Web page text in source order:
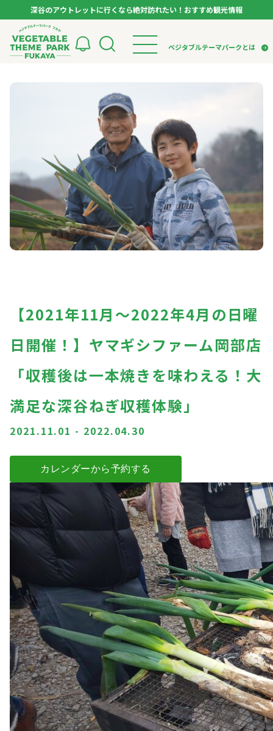
深谷のアウトレットに行くなら絶対訪れたい！おすすめ観光情報
ベジタブルテーマパークとは
モデルコース
イベント
体験
特集記事
パートナー企業について
市長インタビュー
生産者インタビュー
アンバサダー
お役立ち情報
レシピ集
【2021年11月～2022年4月の日曜
日開催！】ヤマギシファーム岡部店
「収穫後は一本焼きを味わえる！大
満足な深谷ねぎ収穫体験」
2021.11.01 - 2022.04.30
カレンダーから予約する